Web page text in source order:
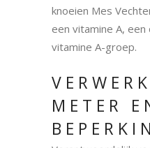
knoeien Mes
een vitamine A,
vitamine A-groep.
METER